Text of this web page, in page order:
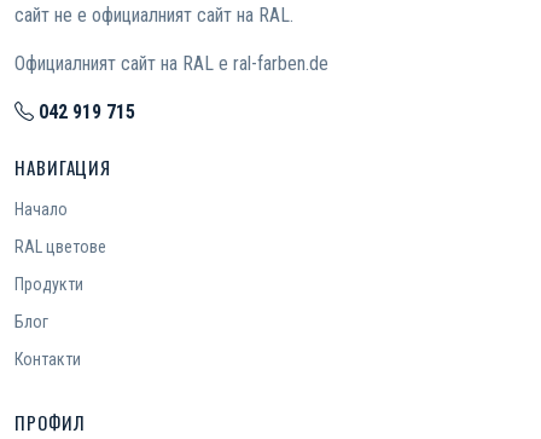
сайт не е официалният сайт на RAL.
Официалният сайт на RAL е ral-farben.de
042 919 715
НАВИГАЦИЯ
Начало
RAL цветове
Продукти
Блог
Контакти
ПРОФИЛ